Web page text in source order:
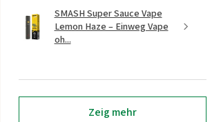
SMASH Super Sauce Vape
Lemon Haze – Einweg Vape
oh...
Zeig mehr